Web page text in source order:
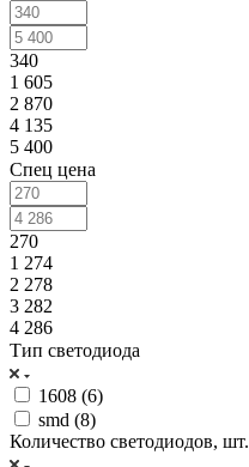
340
1 605
2 870
4 135
5 400
Спец цена
270
1 274
2 278
3 282
4 286
Тип светодиода
1608 (6)
smd (8)
Количество светодиодов, шт.